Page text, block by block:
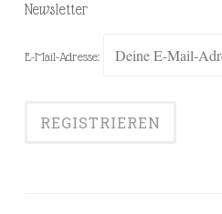
Newsletter
E-Mail-Adresse: